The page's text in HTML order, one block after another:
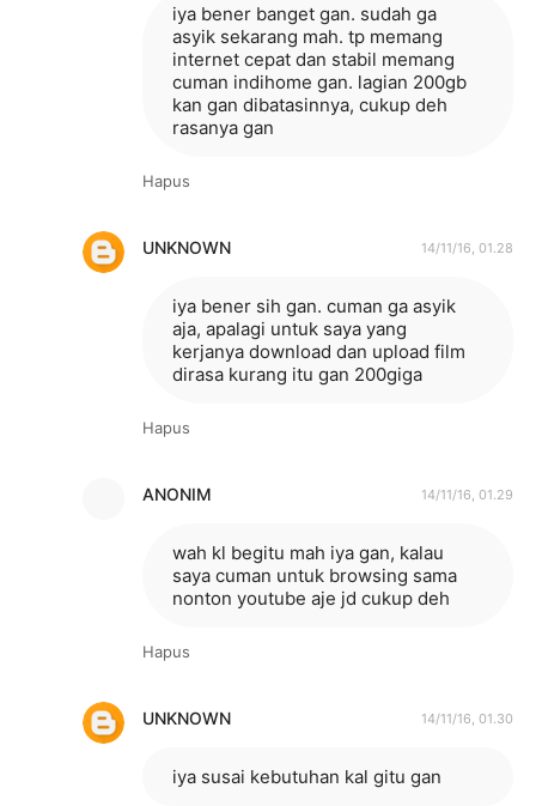
iya bener banget gan. sudah ga
asyik sekarang mah. tp memang
internet cepat dan stabil memang
cuman indihome gan. lagian 200gb
kan gan dibatasinnya, cukup deh
rasanya gan
Hapus
UNKNOWN 14/11/16, 01.28
iya bener sih gan. cuman ga asyik
aja, apalagi untuk saya yang
kerjanya download dan upload film
dirasa kurang itu gan 200giga
Hapus
ANONIM 14/11/16, 01.29
wah kl begitu mah iya gan, kalau
saya cuman untuk browsing sama
nonton youtube aje jd cukup deh
Hapus
UNKNOWN 14/11/16, 01.30
iya susai kebutuhan kal gitu gan